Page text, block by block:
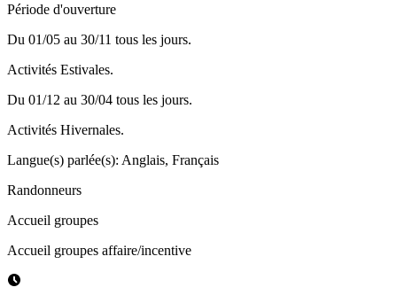
Période d'ouverture
Du 01/05 au 30/11 tous les jours.
Activités Estivales.
Du 01/12 au 30/04 tous les jours.
Activités Hivernales.
Langue(s) parlée(s): Anglais, Français
Randonneurs
Accueil groupes
Accueil groupes affaire/incentive